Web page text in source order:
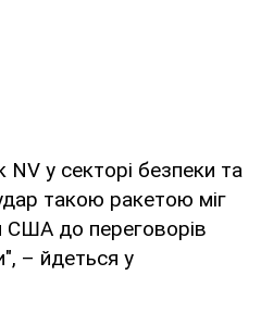
у секторі безпеки та
такою ракетою міг
США до переговорів
– йдеться у